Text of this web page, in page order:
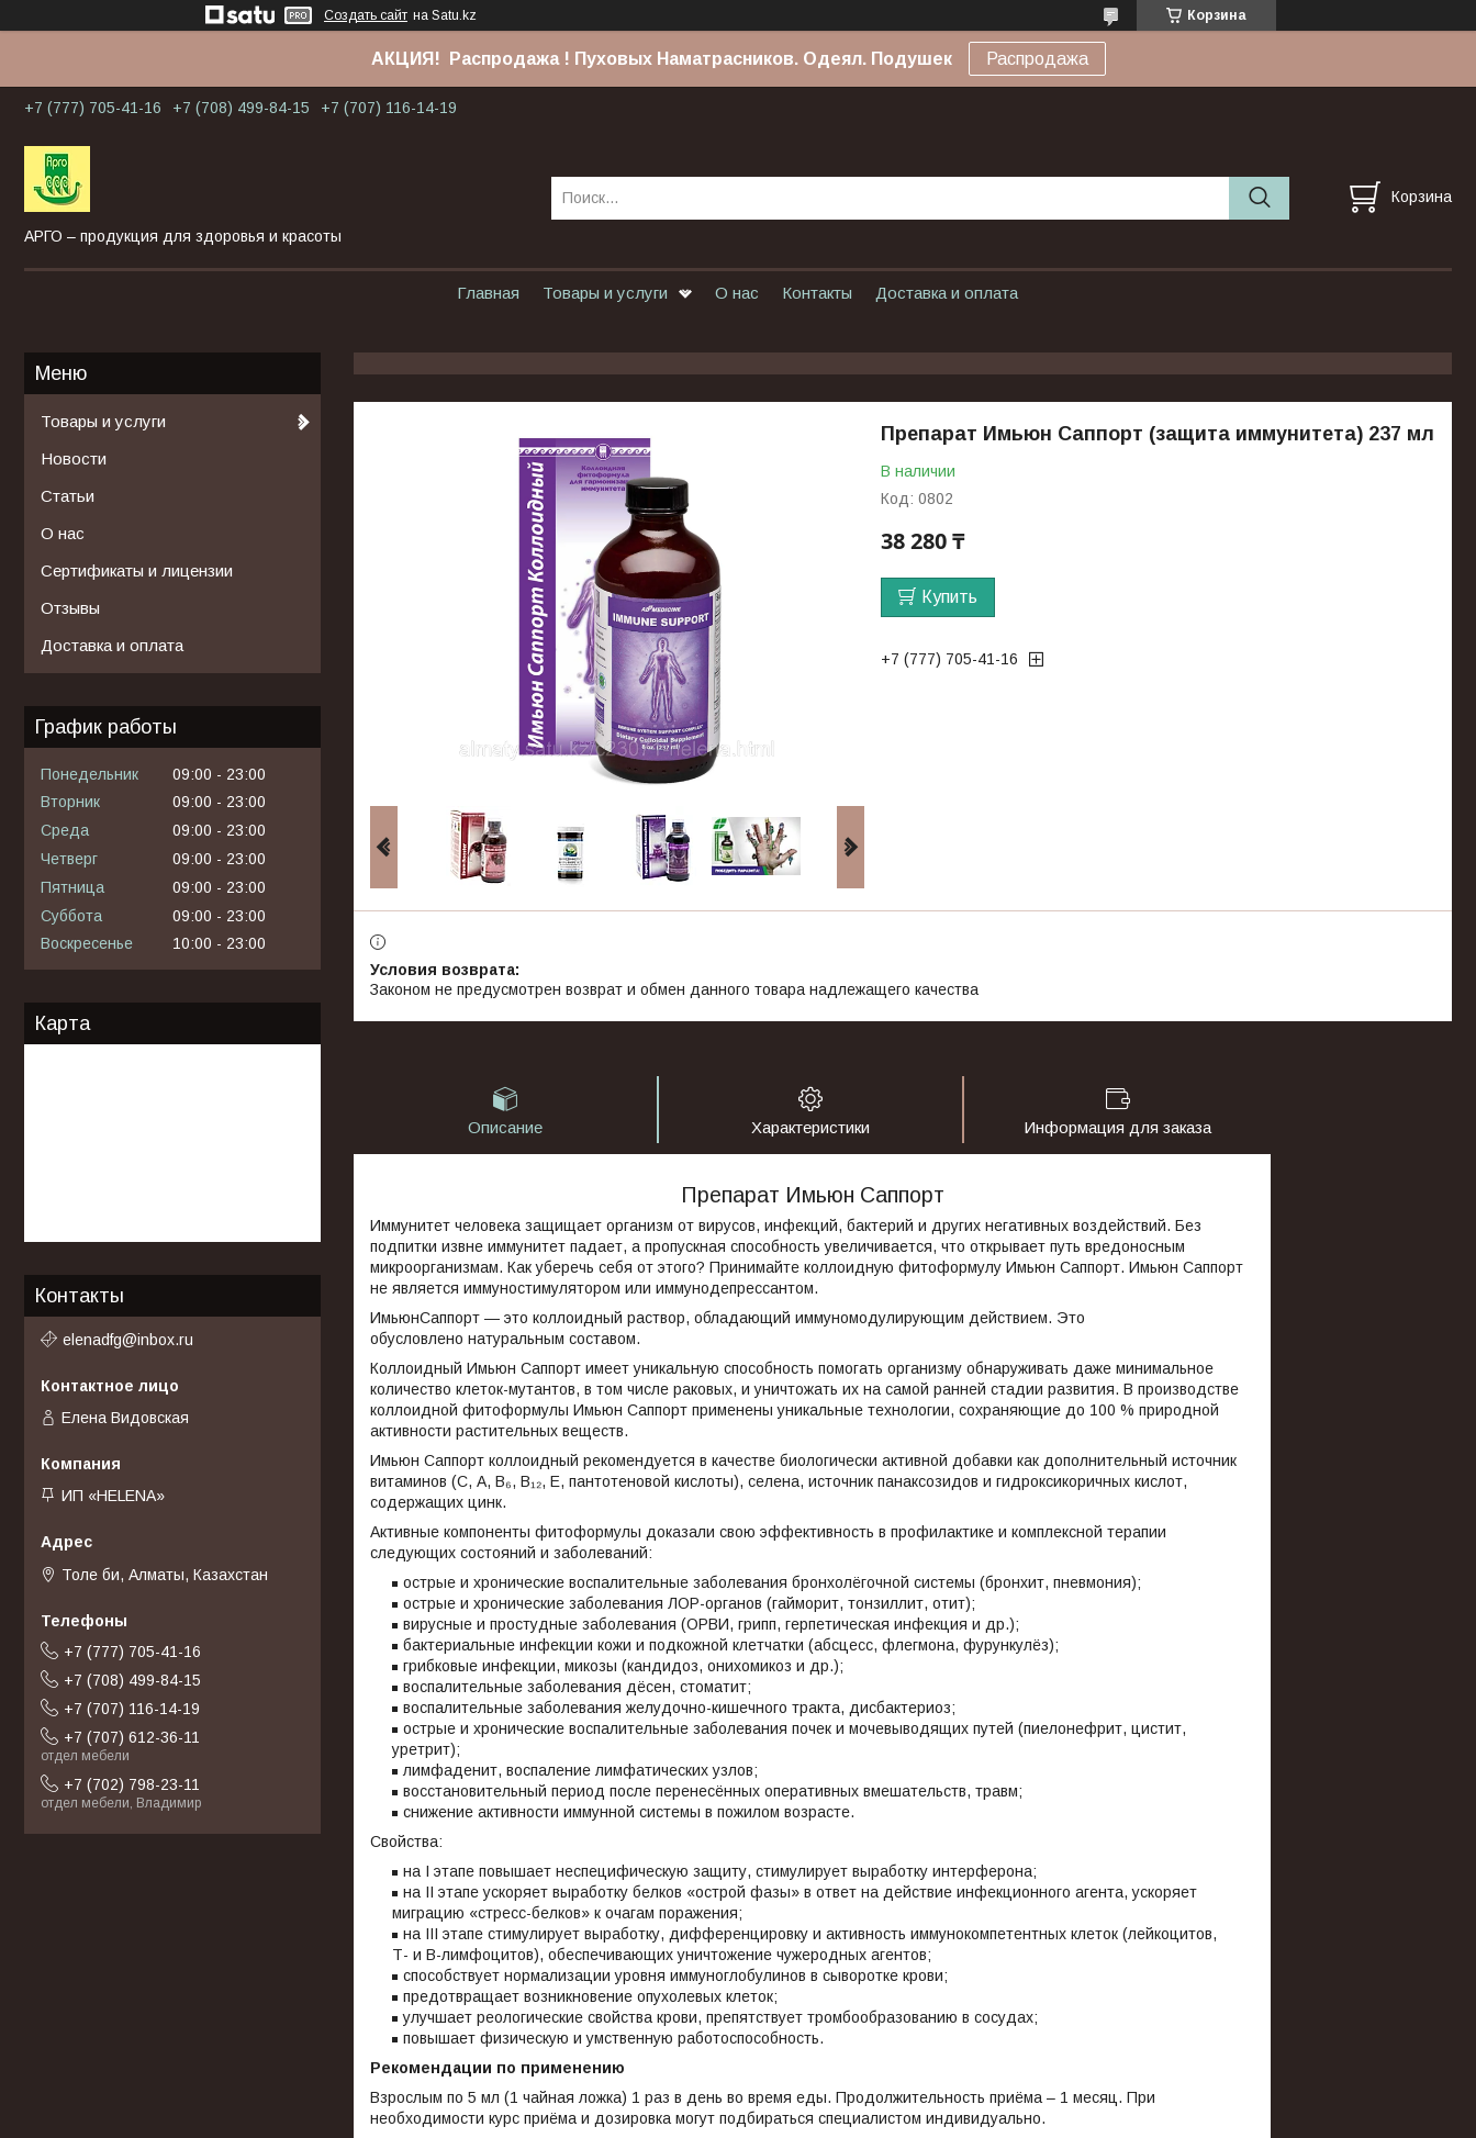
Создать сайт на Satu.kz Корзина
АКЦИЯ! Распродажа ! Пуховых Наматрасников. Одеял. Подушек Распродажа
+7 (777) 705-41-16 +7 (708) 499-84-15 +7 (707) 116-14-19
АРГО – продукция для здоровья и красоты
Корзина
Главная Товары и услуги О нас Контакты Доставка и оплата
Препарат Имьюн Саппорт (защита иммунитета) 237 мл
В наличии
Код: 0802
38 280 ₸
Купить
+7 (777) 705-41-16
Законом не предусмотрен возврат и обмен данного товара надлежащего качества
Описание Характеристики Информация для заказа
Препарат Имьюн Саппорт
Иммунитет человека защищает организм от вирусов, инфекций, бактерий и других негативных воздействий. Без
подпитки извне иммунитет падает, а пропускная способность увеличивается, что открывает путь вредоносным
микроорганизмам. Как уберечь себя от этого? Принимайте коллоидную фитоформулу Имьюн Саппорт. Имьюн Саппорт
не является иммуностимулятором или иммунодепрессантом.
ИмьюнСаппорт — это коллоидный раствор, обладающий иммуномодулирующим действием. Это
обусловлено натуральным составом.
Коллоидный Имьюн Саппорт имеет уникальную способность помогать организму обнаруживать даже минимальное
количество клеток-мутантов, в том числе раковых, и уничтожать их на самой ранней стадии развития. В производстве
коллоидной фитоформулы Имьюн Саппорт применены уникальные технологии, сохраняющие до 100 % природной
активности растительных веществ.
Имьюн Саппорт коллоидный рекомендуется в качестве биологически активной добавки как дополнительный источник
витаминов (С, А, В₆, В₁₂, Е, пантотеновой кислоты), селена, источник панаксозидов и гидроксикоричных кислот,
содержащих цинк.
Активные компоненты фитоформулы доказали свою эффективность в профилактике и комплексной терапии
следующих состояний и заболеваний:
острые и хронические воспалительные заболевания бронхолёгочной системы (бронхит, пневмония);
острые и хронические заболевания ЛОР-органов (гайморит, тонзиллит, отит);
вирусные и простудные заболевания (ОРВИ, грипп, герпетическая инфекция и др.);
бактериальные инфекции кожи и подкожной клетчатки (абсцесс, флегмона, фурункулёз);
грибковые инфекции, микозы (кандидоз, онихомикоз и др.);
воспалительные заболевания дёсен, стоматит;
воспалительные заболевания желудочно-кишечного тракта, дисбактериоз;
острые и хронические воспалительные заболевания почек и мочевыводящих путей (пиелонефрит, цистит,
уретрит);
лимфаденит, воспаление лимфатических узлов;
восстановительный период после перенесённых оперативных вмешательств, травм;
снижение активности иммунной системы в пожилом возрасте.
Свойства:
на I этапе повышает неспецифическую защиту, стимулирует выработку интерферона;
на II этапе ускоряет выработку белков «острой фазы» в ответ на действие инфекционного агента, ускоряет
миграцию «стресс-белков» к очагам поражения;
на III этапе стимулирует выработку, дифференцировку и активность иммунокомпетентных клеток (лейкоцитов,
Т- и В-лимфоцитов), обеспечивающих уничтожение чужеродных агентов;
способствует нормализации уровня иммуноглобулинов в сыворотке крови;
предотвращает возникновение опухолевых клеток;
улучшает реологические свойства крови, препятствует тромбообразованию в сосудах;
повышает физическую и умственную работоспособность.
Рекомендации по применению
Взрослым по 5 мл (1 чайная ложка) 1 раз в день во время еды. Продолжительность приёма – 1 месяц. При
необходимости курс приёма и дозировка могут подбираться специалистом индивидуально.
Товары и услуги
Новости
Статьи
О нас
Сертификаты и лицензии
Отзывы
Доставка и оплата
График работы
Понедельник 09:00
23:00
Вторник
09:00
23:00
Среда
09:00
23:00
Четверг
09:00
23:00
Пятница
09:00
23:00
Суббота
09:00
23:00
Воскресенье
10:00 23:00
Карта
Контакты
elenadfg@inbox.ru
Елена Видовская
ИП «HELENA»
Толе би, Алматы, Казахстан
+7 (777) 705-41-16
+7 (708) 499-84-15
+7 (707) 116-14-19
+7 (707) 612-36-11
отдел мебели
+7 (702) 798-23-11
отдел мебели, Владимир